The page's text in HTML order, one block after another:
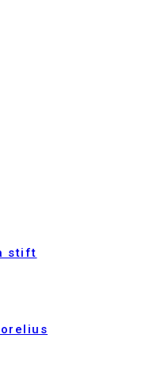
stift